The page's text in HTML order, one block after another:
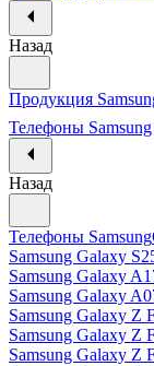
Назад
Продукция
Телефоны Samsung
Назад
Телефоны Samsung
Samsung Galaxy
Samsung Galaxy
Samsung Galaxy
Samsung Galaxy Z
Samsung Galaxy Z
Samsung Galaxy Z